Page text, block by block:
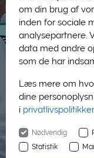
om din brug af
inden for sociale
analysepartnere.
data med andre
som de har
Læs mere om
dine
i
Nødvendig
Statistik